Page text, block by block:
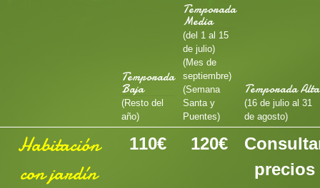
Temporada
Baja
(Resto del
año)
Temporada
Media
(del 1 al 15
de julio)
(Mes de
septiembre)
(Semana
Santa y
Puentes)
Temporada Alta
(16 de julio al 31
de agosto)
Habitación
con jardín
110€ 120€
precios